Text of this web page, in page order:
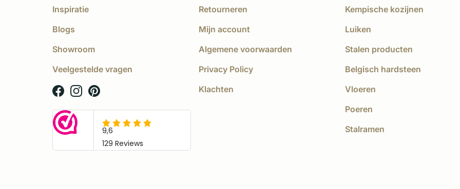
Inspiratie
Blogs
Showroom
Veelgestelde vragen
Retourneren
Mijn account
Algemene voorwaarden
Privacy Policy
Klachten
Kempische kozijnen
Luiken
Stalen producten
Belgisch hardsteen
Vloeren
Poeren
Stalramen